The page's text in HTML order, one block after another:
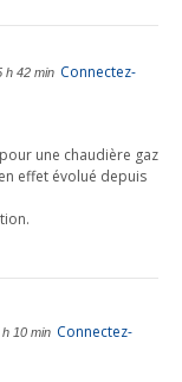
h 42 min Connectez-
une chaudière gaz
effet évolué depuis
10 min Connectez-